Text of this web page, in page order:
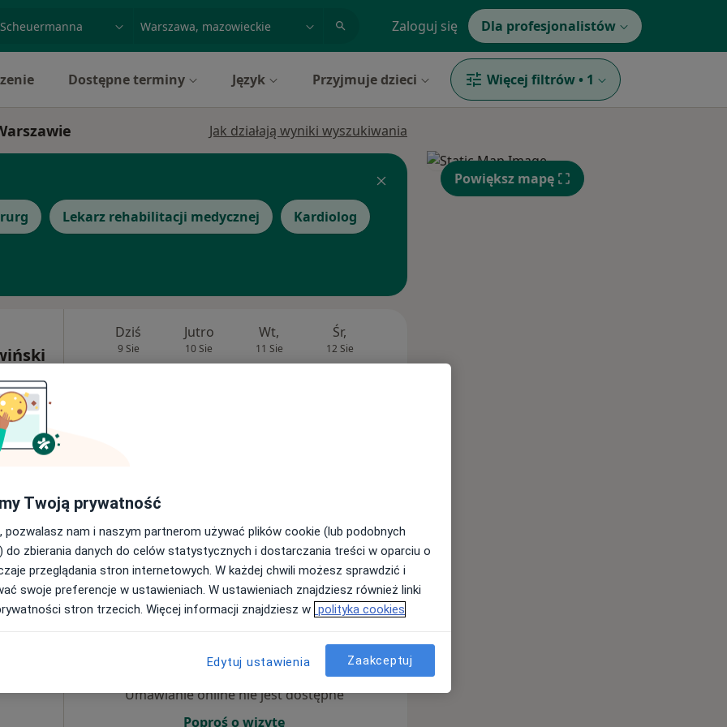
Zaloguj się Dla profesjonalistów
Dostępne terminy Język Przyjmuje dzieci Więcej filtrów • 1
Jak działają wyniki wyszukiwania
Lekarz rehabilitacji medycznej Kardiolog
•Mapa
(pierwsza wizyta) 230 zł
Dziś
9 Sie
Jutro
10 Sie
Wt,
11 Sie
Śr,
12 Sie
Wt, Śr, Czw,
Umawianie online nie jest dostępne
Poproś o wizytę
Powiększ mapę
Twoją prywatność
pozwalasz nam i naszym partnerom używać plików cookie (lub podobnych
do zbierania danych do celów statystycznych i dostarczania treści w oparciu o
przeglądania stron internetowych. W każdej chwili możesz sprawdzić i
swoje preferencje w ustawieniach. W ustawieniach znajdziesz również linki
stron trzecich. Więcej informacji znajdziesz w polityka cookies
Edytuj ustawienia Zaakceptuj